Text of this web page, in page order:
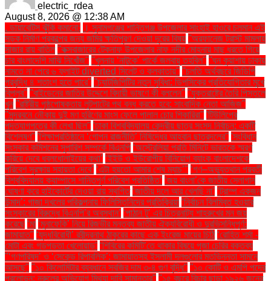
electric_rdea
August 8, 2026 @ 12:38 AM
. ডায়াবেটিস ঝুঁকি কমানো:
। সুনামগঞ্জের শান্তিগঞ্জ উপজেলার সাংহাই হাওরে চলমান এই
সড়ক নির্মাণ প্রকল্পের জন্য জমির ক্ষতিপূরণ দেওয়া দূরের বিষয় ''অরফানেজ ট্রাস্ট মামলায়
সাজার রায় বাতিল ''কক্সবাজারের টেকনাফ উপজেলার নাফ নদীর মোহনায় মাছ ধরতে গিয়ে
চার বাংলাদেশি মাঝি নিখোঁজ'' ''খুলনায় ‘নাটুকে’ পার্কে জলবায়ু তহবিল'' ''ঘন কুয়াশায় ঢাকায়
নামতে না পেরে ৬ ফ্লাইট diverted সিলেট ও কলকাতায়'' ''চলতি অর্থবছরে জিডিপি
প্রবৃদ্ধি ৪ শতাংশ হতে পারে'' ''চ্যাটজিপিটির নতুন সুবিধা: ডিপসিকের প্রতিযোগিতার মুখে
বিপ্লব'' ''বাইডেনের জাতির উদ্দেশে বিদায়ী ভাষণে কী বললেন'' ''যুক্তরাষ্ট্রে তৈরি পিস্তলে
খুন ''রাষ্ট্রীয় পৃষ্ঠপোষকতায় লুটপাটের পথ বন্ধ করতে হবে: সাংবাদিক নেতা আজিজ"
''সুন্দরবনে নৌকায় দুই মণ হরিণের মাংস ফেলে পালাল চোর শিকারিরা'' 'টিউলিপের
পদত্যাগপত্রে কী লেখা ছিল'' 'ঢাকা বিশ্ববিদ্যালয় কেন্দ্রীয় ছাত্র সংসদ নির্বাচন: একটি
বিশ্লেষণ'' 'শিক্ষাপ্রতিষ্ঠানে ‘গোপন রাজনীতি’ নিষিদ্ধের আহ্বান ছাত্রদলের'' 'সংবিধান
সংস্কার কমিশনের সুপারিশ সম্পর্কে বিএনপি ‘অস্ট্রেলিয়া প্রতি মিনিটে ভারতকে স্মরণ
করিয়ে দেবে ধবলধোলাইয়ের কথা’ ‘ইইউ ও ইউরোপীয় বিনিয়োগ ব্যাংক বাংলাদেশকে
পরিবেশ সুরক্ষায় সহায়তা দেবে’ ‘এটা হয়তো আমার শেষ ম্যাচ’" ‘গণ–অভ্যুত্থান পরবর্তী
বিশ্ববিদ্যালয় ক্যাম্পাসে শান্তিপূর্ণ পরিবেশ প্রতিষ্ঠিত’ ‘জয় বাংলা’কে জাতীয় স্লোগান
ঘোষণা করে হাইকোর্টের দেওয়া রায় স্থগিত ‘জাতীয় দলে আর খেলছি না’ ‘ট্রাম্প একজন
উন্মাদ’: গাজা দখলের পরিকল্পনায় ফিলিস্তিনিদের প্রতিক্রিয়া ‘নির্বাচন বিলম্বিত হওয়ার
সংস্কারের বিরুদ্ধে বিএনপি’র অবস্থান’ ‘পাঠান টু’ এর চিত্রনাট্য শাহরুখের মন জয়
করেছে ‘মা ‘মুনাফেকি’ নিয়ে রিজভীর মন্তব্য জাতীয় ঐক্যবিরোধী ও দুরভিসন্ধিপূর্ণ:
জামায়াত" ‘যুদ্ধবিরোধী’ রবীন্দ্রনাথ ঠাকুরের কাছে এক ইংরেজ মায়ের চিঠি ‘রোহিত শর্মা -
মোটা এবং গড়পড়তা খেলোয়াড়’ ‘শিবিরের কমিটি’তে থাকার বিষয়ে পূজা চেরির বক্তব্য
"‘গণপরিষদ’ ও ‘সেকেন্ড রিপাবলিক’: জামায়াতসহ ইসলামী দলগুলোর মতভিন্নতা সামনে
আসছে" "১০ কিলোমিটার ব্যবধানে সবজির দাম ৩-৪ গুণ বৃদ্ধি" "১০ কোটি ও এমপি পদের
প্রলোভন: নুরুলের অভিযোগ মিথ্যা দাবি সামান্তার" "১৫ বছরে বিচার ছাড়া ১৯২৬ জনের